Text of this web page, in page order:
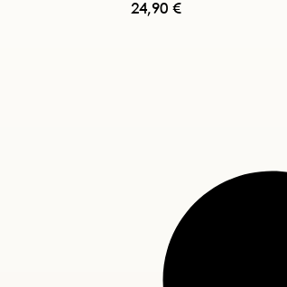
24,90 €